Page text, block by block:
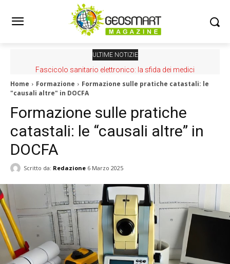
ULTIME NOTIZIE
Fascicolo sanitario elettronico: la sfida dei medici
Home Formazione
Formazione sulle pratiche catastali: le
"causali altre" in DOCFA
Formazione sulle pratiche
catastali: le “causali altre” in
DOCFA
Scritto da: Redazione 6 Marzo 2025